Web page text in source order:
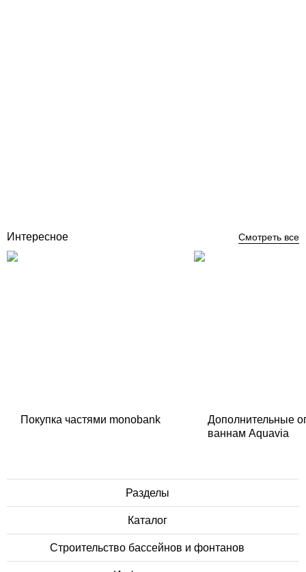
Интересное Смотреть все
Покупка частями monobank
Дополнительные
ваннам Aquavia
Разделы
Каталог
Строительство бассейнов и фонтанов